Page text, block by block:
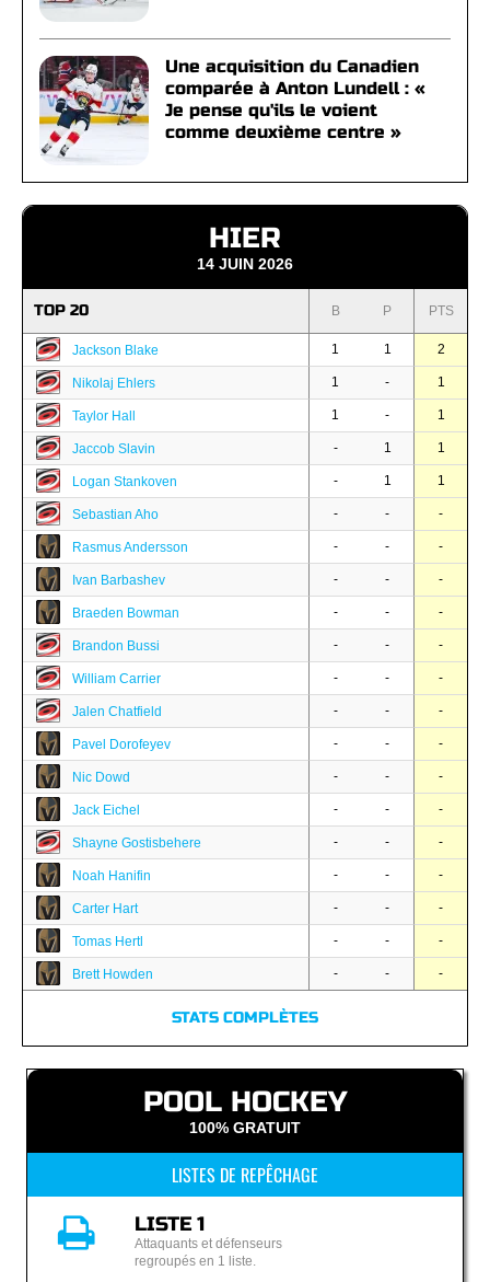
Une acquisition du Canadien
comparée à Anton Lundell : «
Je pense qu'ils le voient
comme deuxième centre »
HIER
14 JUIN 2026
TOP 20 B P PTS
Jackson Blake 1 1 2
Nikolaj Ehlers 1 - 1
Taylor Hall 1 - 1
Jaccob Slavin - 1 1
Logan Stankoven - 1 1
Sebastian Aho - - -
Rasmus Andersson - - -
Ivan Barbashev - - -
Braeden Bowman - - -
Brandon Bussi - - -
William Carrier - - -
Jalen Chatfield - - -
Pavel Dorofeyev - - -
Nic Dowd - - -
Jack Eichel - - -
Shayne Gostisbehere - - -
Noah Hanifin - - -
Carter Hart - - -
Tomas Hertl - - -
Brett Howden - - -
STATS COMPLÈTES
POOL HOCKEY
100% GRATUIT
LISTES DE REPÊCHAGE
LISTE 1
Attaquants et défenseurs
regroupés en 1 liste.